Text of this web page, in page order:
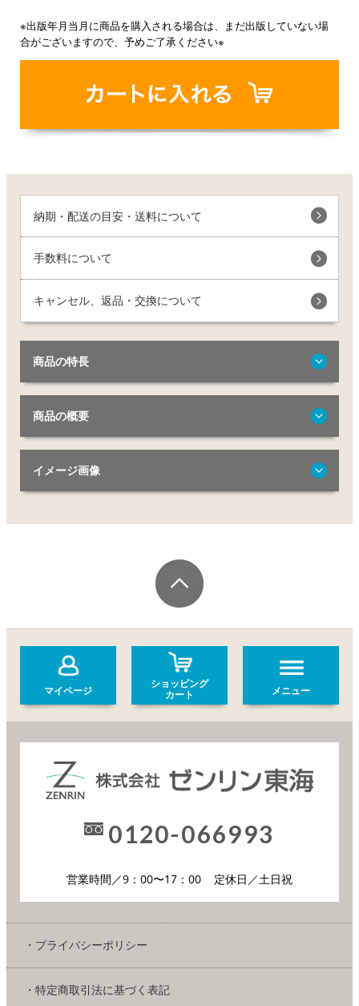
※出版年月当月に商品を購入される場合は、まだ出版していない場
合がございますので、予めご了承ください※
納期・配送の目安・送料について
手数料について
キャンセル、返品・交換について
商品の特長
商品の概要
イメージ画像
マイページ
ショッピング
カート
メニュー
0120-066993
営業時間／9：00〜17：00 定休日／土日祝
・プライバシーポリシー
・特定商取引法に基づく表記